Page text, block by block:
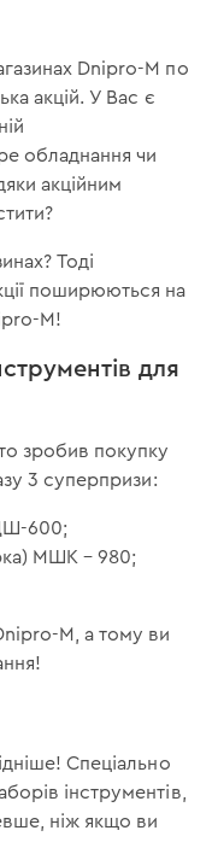
Dnipro-M по
акцій. У Вас є
обладнання чи
акційним
Тоді
поширюються на
M!
для
зробив покупку
3 суперпризи:
600;
МШК – 980;
M, а тому ви
Спеціально
інструментів,
ніж якщо ви